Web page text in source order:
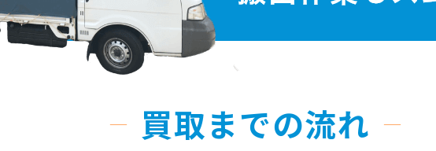
買取までの流れ